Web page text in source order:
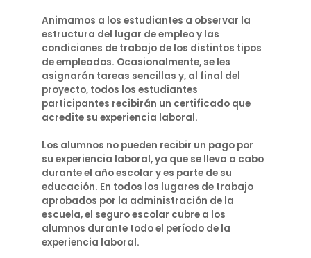
Animamos a los estudiantes a observar la
estructura del lugar de empleo y las
condiciones de trabajo de los distintos tipos
de empleados. Ocasionalmente, se les
asignarán tareas sencillas y, al final del
proyecto, todos los estudiantes
participantes recibirán un certificado que
acredite su experiencia laboral.
Los alumnos no pueden recibir un pago por
su experiencia laboral, ya que se lleva a cabo
durante el año escolar y es parte de su
educación. En todos los lugares de trabajo
aprobados por la administración de la
escuela, el seguro escolar cubre a los
alumnos durante todo el período de la
experiencia laboral.